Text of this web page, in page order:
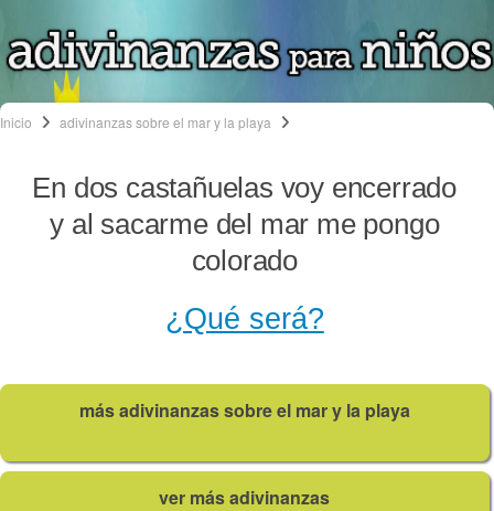
Inicio adivinanzas sobre el mar y la playa
En dos castañuelas voy encerrado
y al sacarme del mar me pongo
colorado
¿Qué será?
más adivinanzas sobre el mar y la playa
ver más adivinanzas